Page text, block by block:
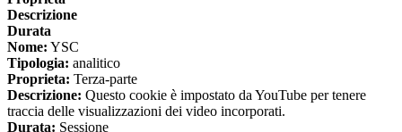
Descrizione
Durata
Nome: YSC
Tipologia: analitico
Proprieta: Terza-parte
Descrizione: Questo cookie è impostato da YouTube per tenere
traccia delle visualizzazioni dei video incorporati.
Durata: Sessione